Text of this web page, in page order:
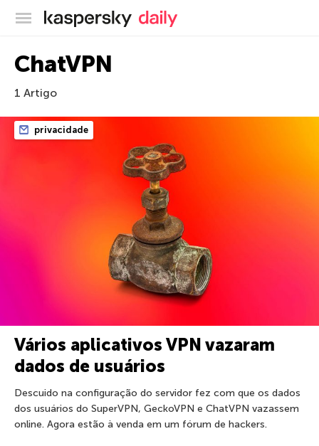
Blog oficial da Kaspersky
ChatVPN
1 Artigo
privacidade
Vários aplicativos VPN vazaram
dados de usuários
Descuido na configuração do servidor fez com que os dados
dos usuários do SuperVPN, GeckoVPN e ChatVPN vazassem
online. Agora estão à venda em um fórum de hackers.